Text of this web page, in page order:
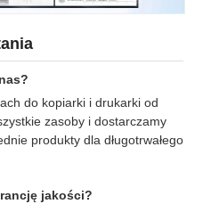
do kopiarki i drukarki od
zasoby i dostarczamy
produkty dla długotrwałego
jakości?